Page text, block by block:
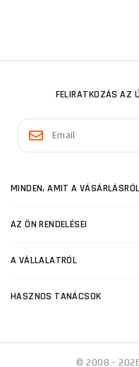
FELIRATKOZÁS AZ
MINDEN, AMIT A
AZ ÖN RENDELÉSEI
A VÁLLALATRÓL
HASZNOS TANÁCSOK
© 2008 -